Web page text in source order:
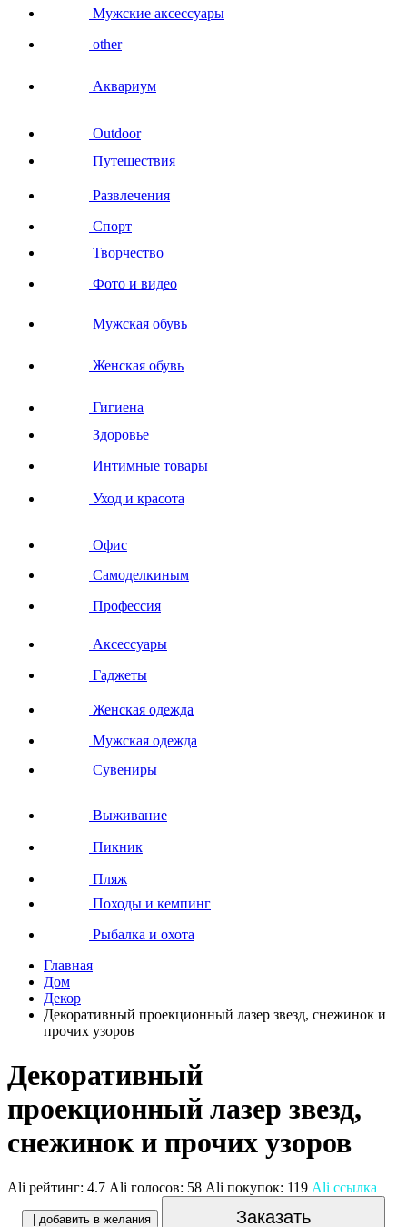
Мужские аксессуары
other
Аквариум
Outdoor
Путешествия
Развлечения
Спорт
Творчество
Фото и видео
Мужская обувь
Женская обувь
Гигиена
Здоровье
Интимные товары
Уход и красота
Офис
Самоделкиным
Профессия
Аксессуары
Гаджеты
Женская одежда
Мужская одежда
Сувениры
Выживание
Пикник
Пляж
Походы и кемпинг
Рыбалка и охота
Главная
Дом
Декор
Декоративный проекционный лазер звезд, снежинок и
прочих узоров
Декоративный
проекционный лазер звезд,
снежинок и прочих узоров
Ali рейтинг: 4.7 Ali голосов: 58 Ali покупок: 119 Ali ссылка
| добавить в желания Заказать